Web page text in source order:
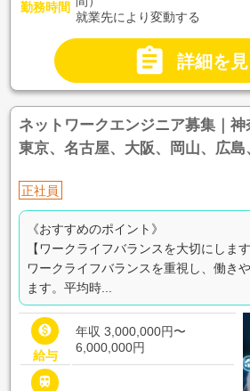
勤務時間
就業先により変動する
 詳細を
ネットワークエンジニア募集｜
東京、名古屋、大阪、岡山、広島
正社員
《おすすめのポイント》
【ワークライフバランスを大切にします
ワークライフバランスを重視し、働き
ます。平均時...

給与
年収 3,000,000円〜
6,000,000円
